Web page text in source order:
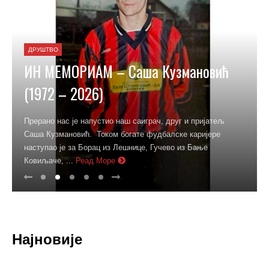
ДРУШТВО
ИН МЕМОРИАМ – Саша Кузмановић
(1972 – 2026)
Прерано нас је напустио наш саиграч, друг и пријатељ
Саша Кузмановић. Током богате фудбалске каријере
наступао је за Борац из Лешнице, Гучево из Бање
Ковиљаче, ... Реад Море
Најновије